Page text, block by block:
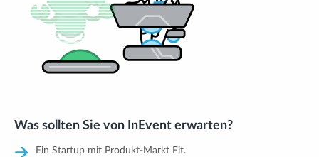
Was sollten Sie von InEvent erwarten?
Ein Startup mit Produkt-Markt Fit.